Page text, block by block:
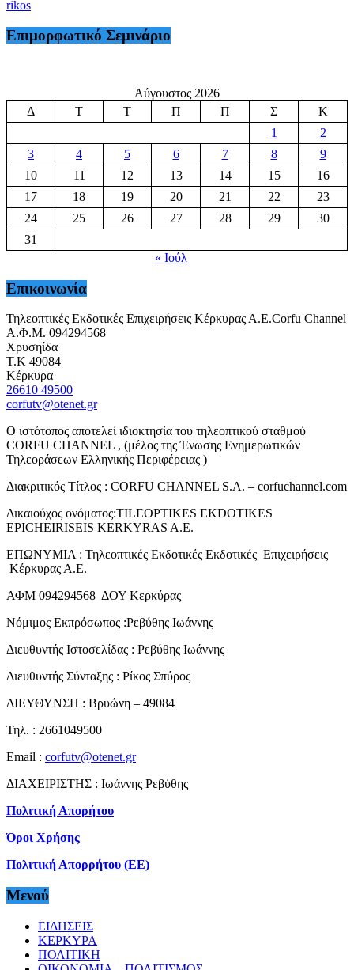
rikos
Επιμορφωτικό Σεμινάριο
Αύγουστος 2026
Δ
Τ Τ Π Π Σ
Κ
1
2
3
4 5 6 7 8
9
10
11 12 13 14 15
16
17
18 19 20 21 22
23
24
25 26 27 28 29
30
31
« Ιούλ
Επικοινωνία
Τηλεοπτικές Εκδοτικές Επιχειρήσεις Κέρκυρας Α.Ε.Corfu Channel
Α.Φ.Μ. 094294568
Χρυσηίδα
Τ.Κ 49084
Κέρκυρα
26610 49500
corfutv@otenet.gr
Ο ιστότοπος αποτελεί ιδιοκτησία του τηλεοπτικού σταθμού
CORFU CHANNEL , (μέλος της Ένωσης Ενημερωτικών
Τηλεοράσεων Ελληνικής Περιφέρειας )
Διακριτικός Τίτλος : CORFU CHANNEL S.A. – corfuchannel.com
Δικαιούχος ονόματος:TILEOPTIKES EKDOTIKES
EPICHEIRISEIS KERKYRAS A.E.
ΕΠΩΝΥΜΙΑ : Τηλεοπτικές Εκδοτικές Εκδοτικές Επιχειρήσεις
Κέρκυρας Α.Ε.
ΑΦΜ 094294568 ΔΟΥ Κερκύρας
Νόμιμος Εκπρόσωπος :Ρεβύθης Ιωάννης
Διευθυντής Ιστοσελίδας : Ρεβύθης Ιωάννης
Διευθυντής Σύνταξης : Ρίκος Σπύρος
ΔΙΕΥΘΥΝΣΗ : Βρυώνη – 49084
Τηλ. : 2661049500
Email : corfutv@otenet.gr
ΔΙΑΧΕΙΡΙΣΤΗΣ : Ιωάννης Ρεβύθης
Πολιτική Απορήτου
Όροι Χρήσης
Πολιτική Απορρήτου (ΕΕ)
Μενού
ΕΙΔΗΣΕΙΣ
ΚΕΡΚΥΡΑ
ΠΟΛΙΤΙΚΗ